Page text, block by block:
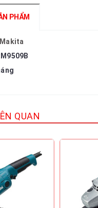
PHẨM
Makita
QUAN